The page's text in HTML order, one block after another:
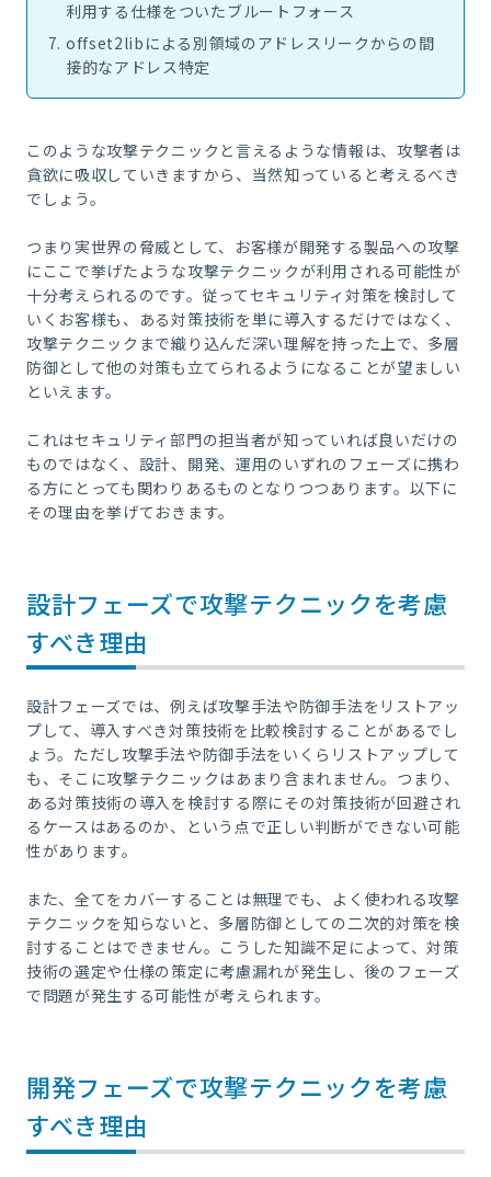
利用する仕様をついたブルートフォース
offset2libによる別領域のアドレスリークからの間
接的なアドレス特定
このような攻撃テクニックと言えるような情報は、攻撃者は
貪欲に吸収していきますから、当然知っていると考えるべき
でしょう。
つまり実世界の脅威として、お客様が開発する製品への攻撃
にここで挙げたような攻撃テクニックが利用される可能性が
十分考えられるのです。従ってセキュリティ対策を検討して
いくお客様も、ある対策技術を単に導入するだけではなく、
攻撃テクニックまで織り込んだ深い理解を持った上で、多層
防御として他の対策も立てられるようになることが望ましい
といえます。
これはセキュリティ部門の担当者が知っていれば良いだけの
ものではなく、設計、開発、運用のいずれのフェーズに携わ
る方にとっても関わりあるものとなりつつあります。以下に
その理由を挙げておきます。
設計フェーズで攻撃テクニックを考慮
すべき理由
設計フェーズでは、例えば攻撃手法や防御手法をリストアッ
プして、導入すべき対策技術を比較検討することがあるでし
ょう。ただし攻撃手法や防御手法をいくらリストアップして
も、そこに攻撃テクニックはあまり含まれません。つまり、
ある対策技術の導入を検討する際にその対策技術が回避され
るケースはあるのか、という点で正しい判断ができない可能
性があります。
また、全てをカバーすることは無理でも、よく使われる攻撃
テクニックを知らないと、多層防御としての二次的対策を検
討することはできません。こうした知識不足によって、対策
技術の選定や仕様の策定に考慮漏れが発生し、後のフェーズ
で問題が発生する可能性が考えられます。
開発フェーズで攻撃テクニックを考慮
すべき理由